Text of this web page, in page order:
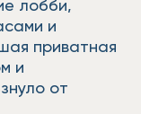
лобби,
и
приватная
и
от